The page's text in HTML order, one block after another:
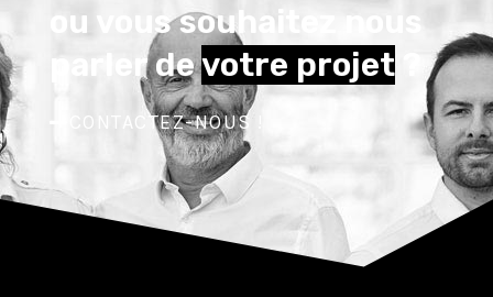
ou vous souhaitez nous
parler devotre projet
CONTACTEZ-NOUS !